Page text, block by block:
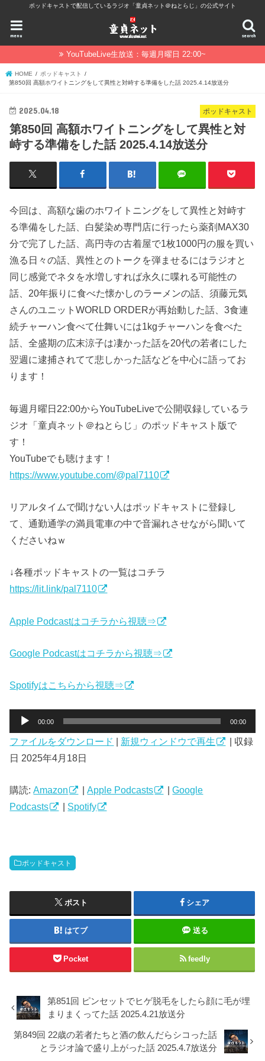
ポッドキャストで配信しているラジオ「童貞ネット＠ねとらじ」の公式サイト
search
menu
YouTubeLive生放送：毎週月曜日 22:00~
HOME
ポッドキャスト
第850回 高額ホワイトニングをして異性と対峙する準備をした話 2025.4.14放送分
ポッドキャスト
2025.04.18
第850回 高額ホワイトニングをして異性と対
峙する準備をした話 2025.4.14放送分
今回は、高額な歯のホワイトニングをして異性と対峙す
る準備をした話、白髪染め専門店に行ったら薬剤MAX30
分で完了した話、高円寺の古着屋で1枚1000円の服を買い
漁る日々の話、異性とのトークを弾ませるにはラジオと
同じ感覚でネタを水増しすれば永久に喋れる可能性の
話、20年振りに食べた懐かしのラーメンの話、須藤元気
さんのユニットWORLD ORDERが再始動した話、3食連
続チャーハン食べて仕舞いには1kgチャーハンを食べた
話、全盛期の広末涼子は凄かった話を20代の若者にした
翌週に逮捕されてて悲しかった話などを中心に語ってお
ります！
毎週月曜日22:00からYouTubeLiveで公開収録しているラ
ジオ「童貞ネット＠ねとらじ」のポッドキャスト版で
す！
YouTubeでも聴けます！
https://www.youtube.com/@pal7110
リアルタイムで聞けない人はポッドキャストに登録し
て、通勤通学の満員電車の中で音漏れさせながら聞いて
くださいねｗ
↓各種ポッドキャストの一覧はコチラ
https://lit.link/pal7110
Apple Podcastはコチラから視聴⇒
Google Podcastはコチラから視聴⇒
Spotifyはこちらから視聴⇒
プ
レ
ヤ
ー
00:00 00:00
ファイルをダウンロード | 新規ウィンドウで再生 | 収録
日 2025年4月18日
購読:Amazon |Apple Podcasts |Google
Podcasts
| Spotify
ポッドキャスト
ポスト シェア
はてブ 送る
Pocket feedly
第851回 ピンセットでヒゲ脱毛をしたら顔に毛が埋
まりまくってた話 2025.4.21放送分
第849回 22歳の若者たちと酒の飲んだらシコった話
とラジオ論で盛り上がった話 2025.4.7放送分